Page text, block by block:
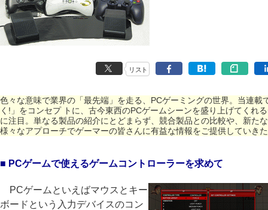
リスト
色々な意味で業界の「最先端」を走る、PCゲーミングの世界。当連載
く!」をコンセプ トに、古今東西のPCゲームシーンを盛り上げてくれ
に注目。単なる製品の紹介にとどまらず、競合製品との比較や、新た
様々なアプローチでゲーマーの皆さんに有益な情報をご提供していき
■ PCゲームで使えるゲームコントローラーを求めて
PCゲームといえばマウスとキー
ボードという入力デバイスのコン